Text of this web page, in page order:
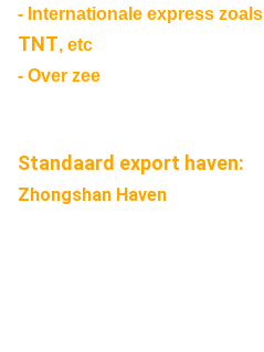
- Internationale express zoals
TNT, etc
- Over zee
Standaard export haven:
Zhongshan Haven